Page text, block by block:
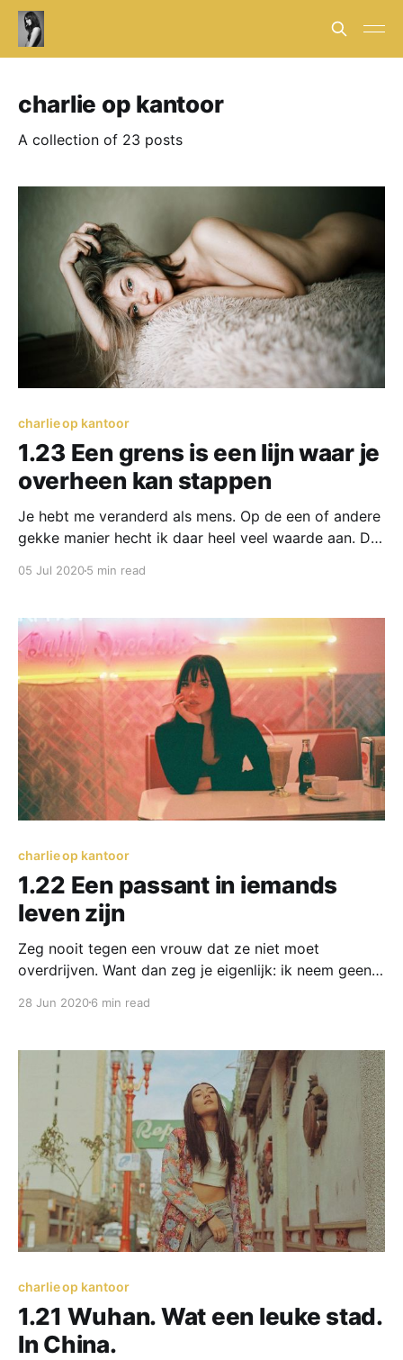
charlie op kantoor
A collection of 23 posts
charlie op kantoor
1.23 Een grens is een lijn waar je
overheen kan stappen
Je hebt me veranderd als mens. Op de een of andere
gekke manier hecht ik daar heel veel waarde aan. Dat
05 Jul 20205 min read
charlie op kantoor
1.22 Een passant in iemands
leven zijn
Zeg nooit tegen een vrouw dat ze niet moet
overdrijven. Want dan zeg je eigenlijk: ik neem geen
28 Jun 20206 min read
charlie op kantoor
1.21 Wuhan. Wat een leuke stad.
In China.